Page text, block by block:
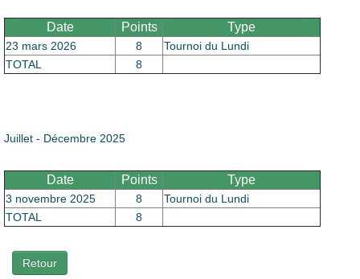
Date Points Type
23 mars 2026 8
Tournoi du Lundi
TOTAL
8
Juillet - Décembre 2025
Date Points Type
3 novembre 2025 8
Tournoi du Lundi
TOTAL
8
Retour